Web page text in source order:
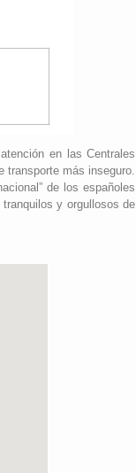
en las Centrales
transporte más inseguro.
de los españoles
y orgullosos de